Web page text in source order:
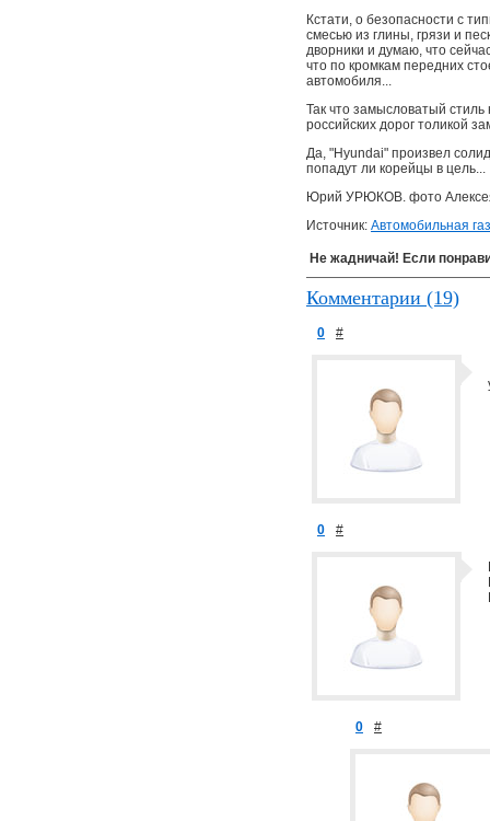
Кстати, о безопасности с
смесью из глины, грязи и
дворники и думаю, что
что по кромкам передних
автомобиля...
Так что замысловатый
российских дорог толикой
Да, "Hyundai" произвел
попадут ли корейцы в цель...
Юрий УРЮКОВ. фото
Источник: Автомобильная
Не жадничай! Если
Комментарии (19)
0 #
0 #
0 #